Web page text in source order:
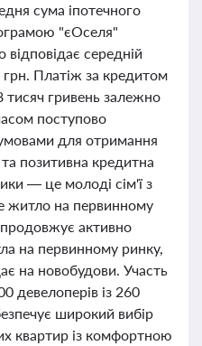
сума іпотечного
"єОселя"
середній
грн. Платіж за кредитом
тисяч гривень залежно
поступово
для отримання
позитивна кредитна
— це молоді сім'ї з
житло на первинному
активно
на первинному ринку,
на новобудови. Участь
девелоперів із 260
широкий вибір
квартир із комфортною